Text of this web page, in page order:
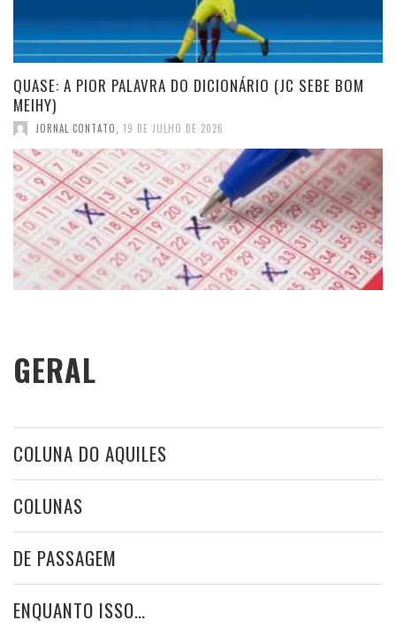
QUASE: A PIOR PALAVRA DO DICIONÁRIO (JC SEBE BOM
MEIHY)
JORNAL CONTATO 19 DE JULHO DE 2026
GERAL
COLUNA DO AQUILES
COLUNAS
DE PASSAGEM
ENQUANTO ISSO…